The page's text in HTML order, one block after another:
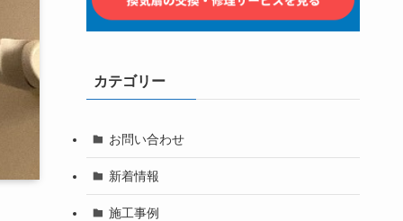
カテゴリー
お問い合わせ
新着情報
施工事例